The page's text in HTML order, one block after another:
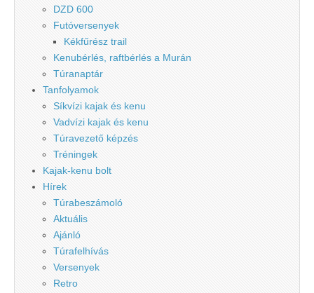
DZD 600
Futóversenyek
Kékfűrész trail
Kenubérlés, raftbérlés a Murán
Túranaptár
Tanfolyamok
Síkvízi kajak és kenu
Vadvízi kajak és kenu
Túravezető képzés
Tréningek
Kajak-kenu bolt
Hírek
Túrabeszámoló
Aktuális
Ajánló
Túrafelhívás
Versenyek
Retro